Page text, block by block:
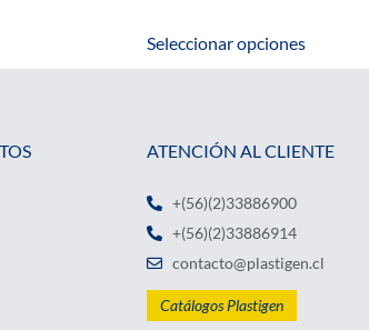
Seleccionar opciones
ATENCIÓN AL CLIENTE
+(56)(2)33886900
+(56)(2)33886914
contacto@plastigen.cl
Catálogos Plastigen